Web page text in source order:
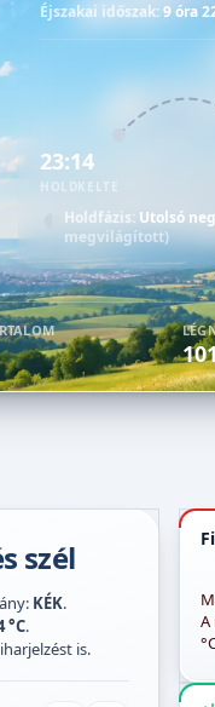
Éjszakai időszak:9 óra
23:14
HOLDKELTE
Holdfázis: Utolsó
megvilágított)
szél
KÉK.
°C.
is.
A